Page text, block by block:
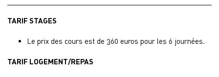
TARIF STAGES
Le prix des cours est de 360 euros pour les 6 journées.
TARIF LOGEMENT/REPAS